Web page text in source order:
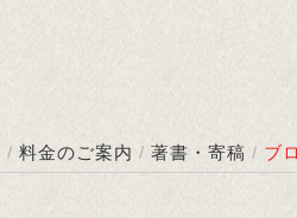
/ 料金のご案内 / 著書・寄稿 / ブ